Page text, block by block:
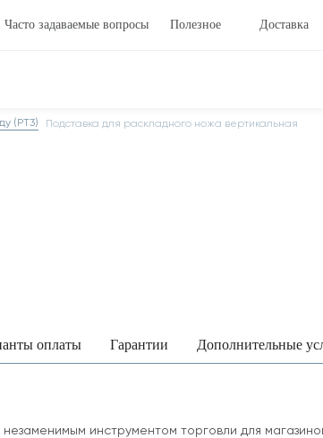
Часто задаваемые вопросы Полезное Доставка
(PT3) Подставка для раскладного ножа вертикальная
оплаты Гарантии Дополнительные
инструментом торговли для